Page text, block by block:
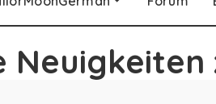
Neuigkeiten